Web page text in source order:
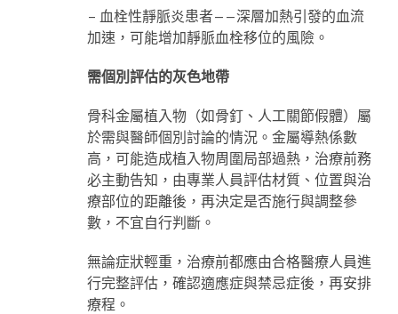
– 血栓性靜脈炎患者——深層加熱引發的血流
加速，可能增加靜脈血栓移位的風險。
需個別評估的灰色地帶
骨科金屬植入物（如骨釘、人工關節假體）屬
於需與醫師個別討論的情況。金屬導熱係數
高，可能造成植入物周圍局部過熱，治療前務
必主動告知，由專業人員評估材質、位置與治
療部位的距離後，再決定是否施行與調整參
數，不宜自行判斷。
無論症狀輕重，治療前都應由合格醫療人員進
行完整評估，確認適應症與禁忌症後，再安排
療程。